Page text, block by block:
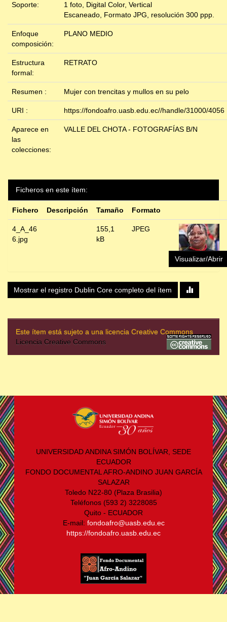
Soporte:
1 foto, Digital Color, Vertical
Escaneado, Formato JPG, resolución 300 ppp.
Enfoque
composición:
PLANO MEDIO
Estructura
formal:
RETRATO
Resumen : Mujer con trencitas y mullos en su pelo
URI : https://fondoafro.uasb.edu.ec//handle/31000/4056
Aparece en
las
colecciones:
VALLE DEL CHOTA - FOTOGRAFÍAS B/N
Ficheros en este ítem:
Fichero Descripción Tamaño Formato
4_A_46
6.jpg
155,1
kB
JPEG
Visualizar/Abrir
Mostrar el registro Dublin Core completo del ítem
Este ítem está sujeto a una licencia Creative Commons
Licencia Creative Commons
UNIVERSIDAD ANDINA SIMÓN BOLÍVAR, SEDE
ECUADOR
FONDO DOCUMENTAL AFRO-ANDINO JUAN GARCÍA
SALAZAR
Toledo N22-80 (Plaza Brasilia)
Teléfonos (593 2) 3228085
Quito - ECUADOR
E-mail: fondoafro@uasb.edu.ec
https://fondoafro.uasb.edu.ec